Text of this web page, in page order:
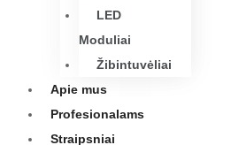
LED
Moduliai
Žibintuvėliai
Apie mus
Profesionalams
Straipsniai